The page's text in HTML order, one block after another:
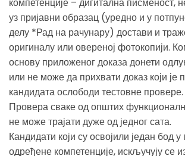
уз пријавни образац (уредно и у
делу *Рад на рачунару) достави и
оригиналу или овереној фотокопији.
основу приложеног доказа донети
или не може да прихвати доказ који је
кандидата ослободи тестовне провере.
Провера сваке од општих
не може трајати дуже од једног сата.
Кандидати који су освојили један бод
одређене компетенције, искључују се